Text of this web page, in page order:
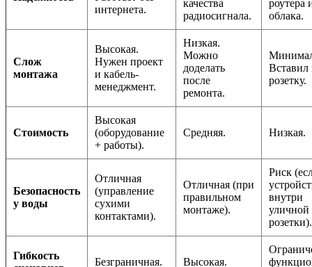
интернета.
качества
радиосигнала.
роутера
облака.
Слож
монтажа
Высокая.
Нужен проект
и кабель-
менеджмент.
Низкая.
Можно
доделать
после
ремонта.
Вставил
розетку.
Стоимость
Высокая
(оборудование
+ работы).
Средняя. Низкая.
Безопасность
у воды
Отличная
(управление
сухими
контактами).
Отличная (при
правильном
монтаже).
Риск
внутри
уличной
розетки).
Гибкость
Безграничная. Высокая.